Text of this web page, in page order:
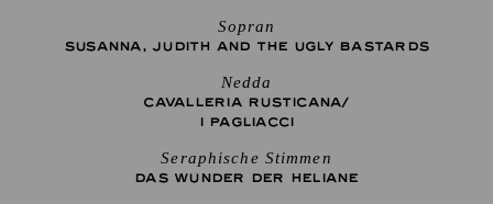
Sopran
SUSANNA, JUDITH AND THE UGLY BASTARDS
Nedda
CAVALLERIA RUSTICANA/
I PAGLIACCI
Seraphische Stimmen
DAS WUNDER DER HELIANE